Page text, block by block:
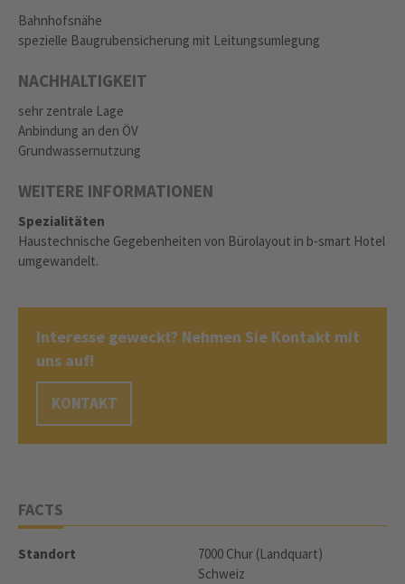
Bahnhofsnähe
spezielle Baugrubensicherung mit Leitungsumlegung
NACHHALTIGKEIT
sehr zentrale Lage
Anbindung an den ÖV
Grundwassernutzung
WEITERE INFORMATIONEN
Spezialitäten
Haustechnische Gegebenheiten von Bürolayout in b-smart Hotel
umgewandelt.
Interesse geweckt? Nehmen Sie Kontakt mit
uns auf!
KONTAKT
FACTS
Standort
7000 Chur (Landquart)
Schweiz